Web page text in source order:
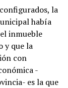
la
había
inmueble
y que la
con
-
es la que